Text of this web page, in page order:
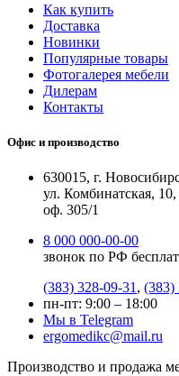
Как купить
Доставка
Новинки
Популярные товары
Фотогалерея мебели
Дилерам
Контакты
Офис и производство
630015, г.
ул. Комбинатская,
оф. 305/1
8 000 000-00-00
звонок по РФ
(383) 328-09-31 , (383)
пн-пт: 9:00 – 18:00
Мы в Telegram
ergomedikc@mail.ru
Производство и продажа